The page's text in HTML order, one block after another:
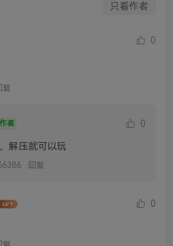
只看作者
0
复
作者 0
解压就可以玩
回复
0